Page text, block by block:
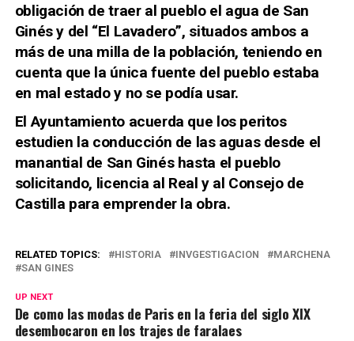
obligación de traer al pueblo el agua de San
Ginés y del “El Lavadero”, situados ambos a
más de una milla de la población, teniendo en
cuenta que la única fuente del pueblo estaba
en mal estado y no se podía usar.
El Ayuntamiento acuerda que los peritos
estudien la conducción de las aguas desde el
manantial de San Ginés hasta el pueblo
solicitando, licencia al Real y al Consejo de
Castilla para emprender la obra.
RELATED TOPICS: HISTORIA INVGESTIGACION
MARCHENA
SAN GINES
UP NEXT
De como las modas de Paris en la feria del siglo XIX
desembocaron en los trajes de faralaes